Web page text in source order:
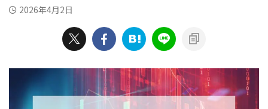
2026年4月2日